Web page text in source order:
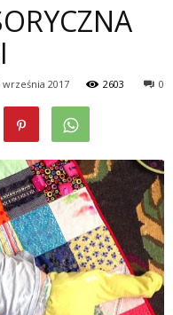
września 2017 0
2603